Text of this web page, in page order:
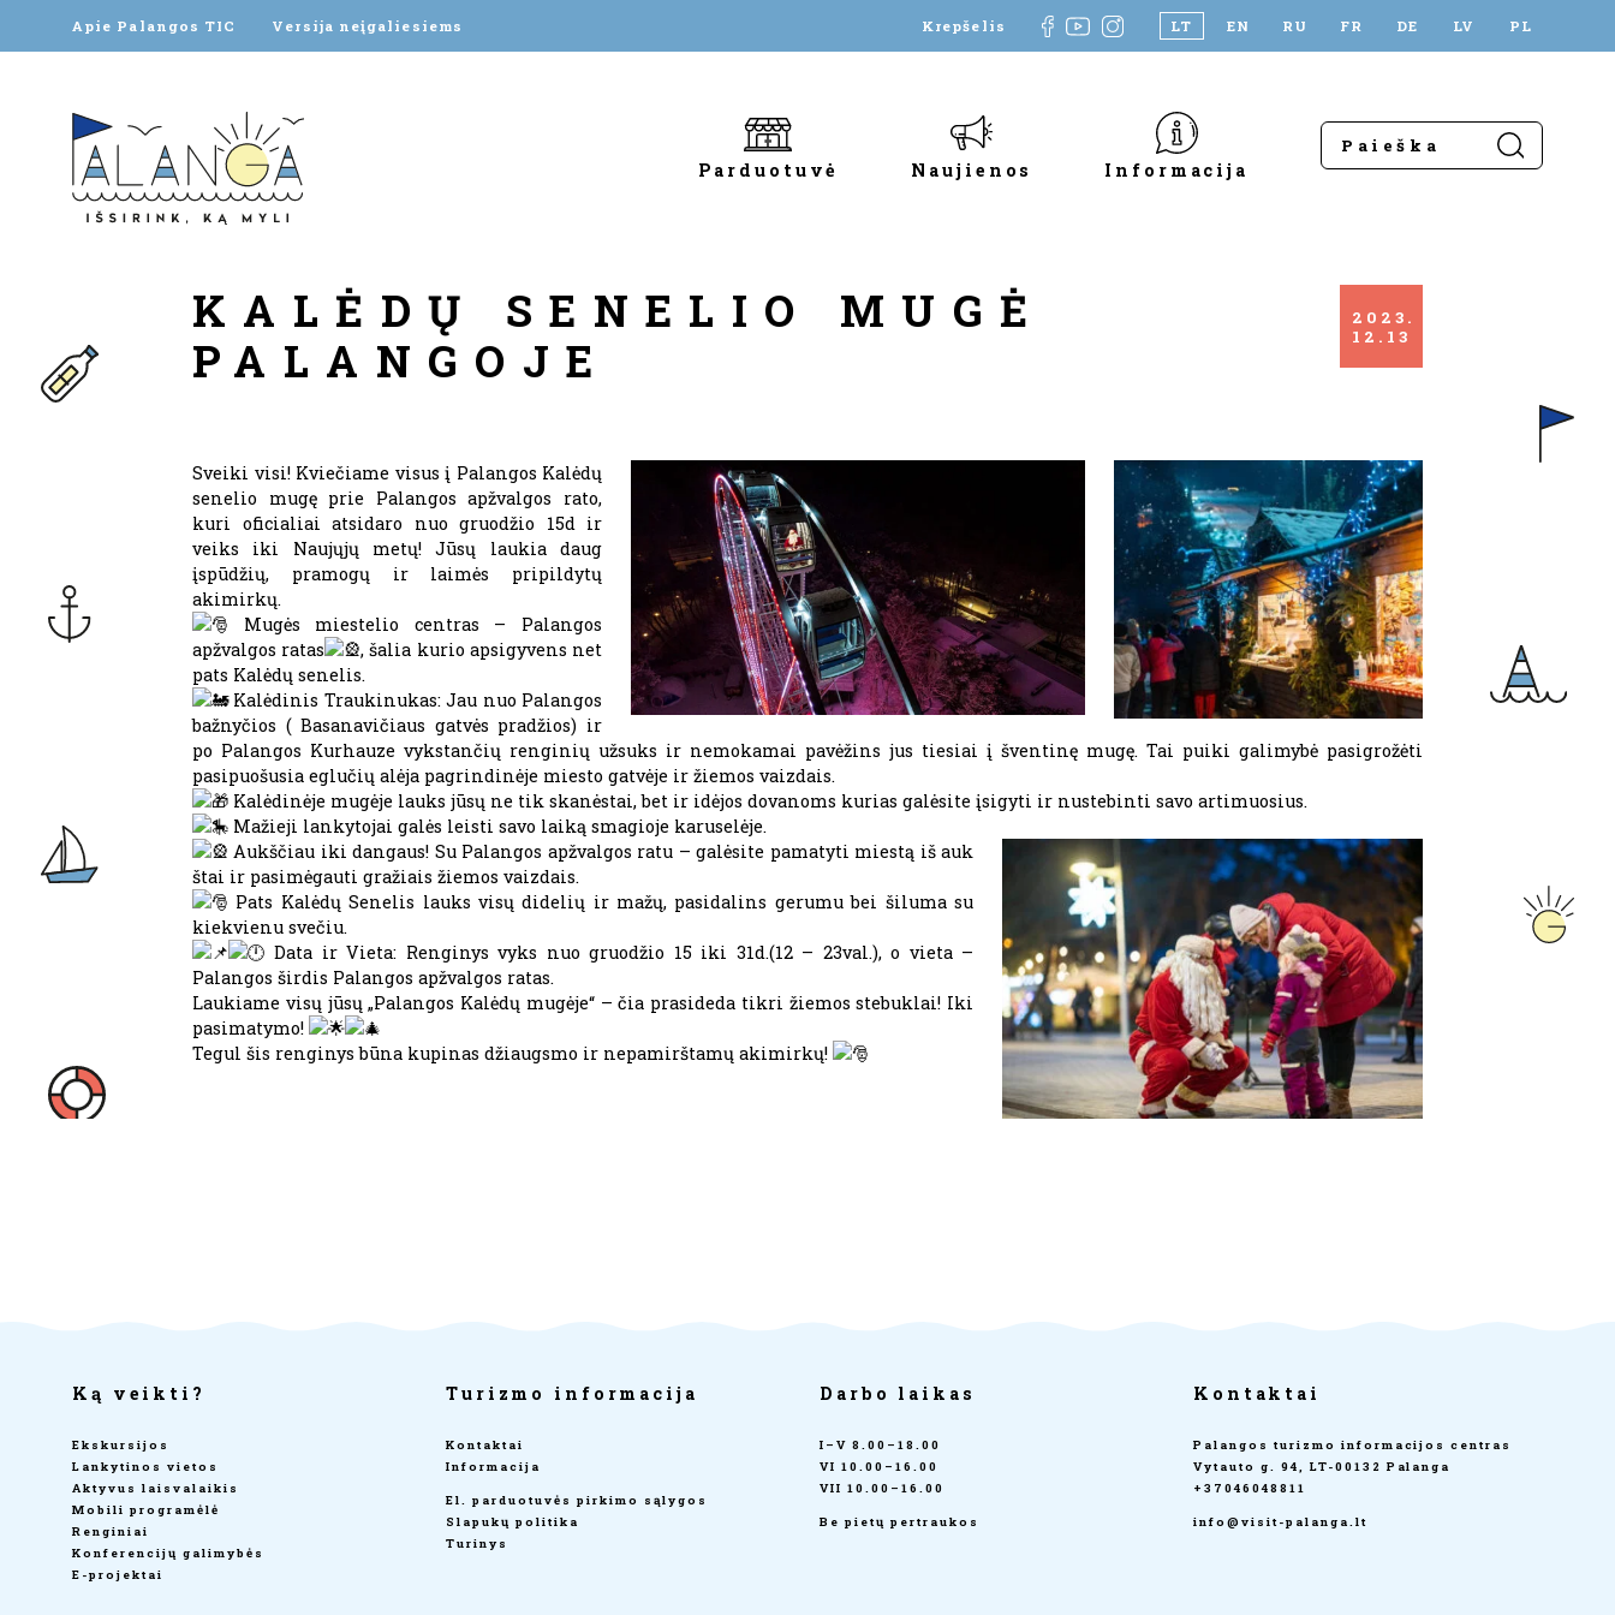
Apie Palangos TIC Versija neįgaliesiems Krepšelis LT EN RU FR DE LV PL
Parduotuvė Naujienos Informacija
KALĖDŲ SENELIO MUGĖ
PALANGOJE
2023
12
13
Sveiki visi! Kviečiame visus į Palangos Kalėdų
senelio mugę prie Palangos apžvalgos rato,
kuri oficialiai atsidaro nuo gruodžio 15d ir
veiks iki Naujųjų metų! Jūsų laukia daug
įspūdžių, pramogų ir laimės pripildytų
akimirkų.
Mugės miestelio centras – Palangos
apžvalgos ratas
, šalia kurio apsigyvens net
pats Kalėdų senelis.
Kalėdinis Traukinukas: Jau nuo Palangos
bažnyčios ( Basanavičiaus gatvės pradžios) ir
po Palangos Kurhauze vykstančių renginių užsuks ir nemokamai pavėžins jus tiesiai į šventinę mugę. Tai puiki galimybė pasigrožėti
pasipuošusia eglučių alėja pagrindinėje miesto gatvėje ir žiemos vaizdais.
Kalėdinėje mugėje lauks jūsų ne tik skanėstai, bet ir idėjos dovanoms kurias galėsite įsigyti ir nustebinti savo artimuosius.
Mažieji lankytojai galės leisti savo laiką smagioje karuselėje.
Aukščiau iki dangaus! Su Palangos apžvalgos ratu – galėsite pamatyti miestą iš auk
štai ir pasimėgauti gražiais žiemos vaizdais.
Pats Kalėdų Senelis lauks visų didelių ir mažų, pasidalins gerumu bei šiluma su
kiekvienu svečiu.
Data ir Vieta: Renginys vyks nuo gruodžio 15 iki 31d.(12 – 23val.), o vieta –
Palangos širdis Palangos apžvalgos ratas.
Laukiame visų jūsų „Palangos Kalėdų mugėje“ – čia prasideda tikri žiemos stebuklai! Iki
pasimatymo!
Tegul šis renginys būna kupinas džiaugsmo ir nepamirštamų akimirkų!
Ką veikti?
Ekskursijos
Lankytinos vietos
Aktyvus laisvalaikis
Mobili programėlė
Renginiai
Konferencijų galimybės
E-projektai
Turizmo informacija
Kontaktai
Informacija
El. parduotuvės pirkimo sąlygos
Slapukų politika
Turinys
Darbo laikas
I–V 8.00–18.00
VI 10.00–16.00
VII 10.00–16.00
Be pietų pertraukos
Kontaktai
Palangos turizmo informacijos centras
Vytauto g. 94, LT-00132 Palanga
+37046048811
info@visit-palanga.lt